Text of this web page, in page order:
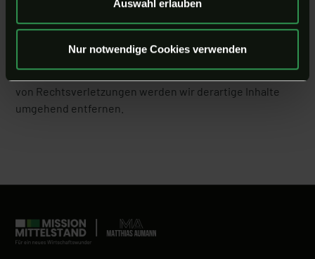
Auswahl erlauben
Nur notwendige Cookies verwenden
erstellt wurden, werden die Urheberrechte Dritter
beachtet. Insbesondere werden Inhalte Dritter als solche
Urheberrechtsverletzung aufmerksam werden, bitten wir
um einen entsprechenden Hinweis. Bei Bekanntwerden
von Rechtsverletzungen werden wir derartige Inhalte
umgehend entfernen.